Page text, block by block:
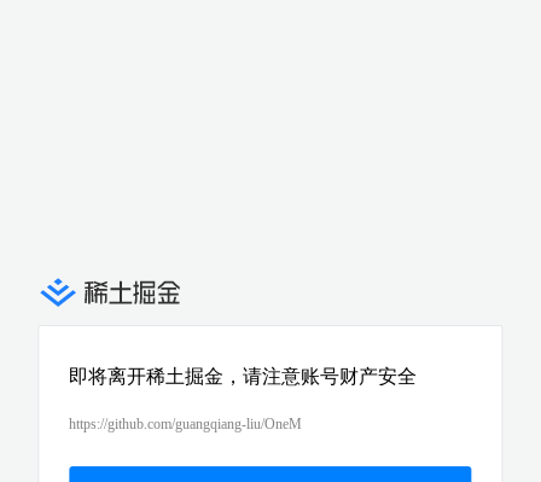
即将离开稀土掘金，请注意账号财产安全
https://github.com/guangqiang-liu/OneM